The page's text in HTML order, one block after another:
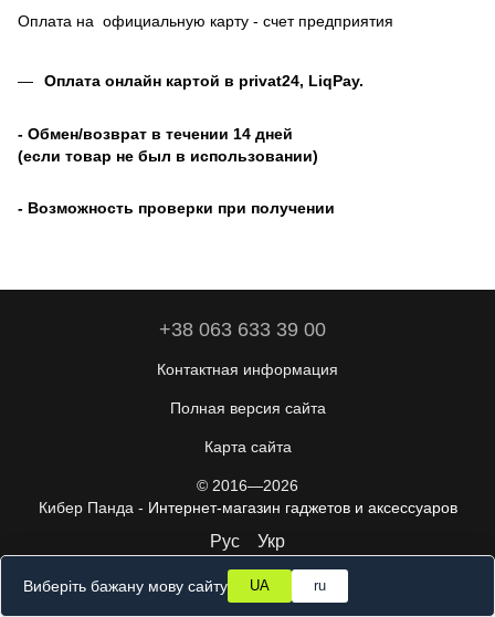
Оплата на официальную карту - счет предприятия
Оплата онлайн картой в privat24, LiqPay.
- Обмен/возврат в течении 14 дней
(если товар не был в использовании)
- Возможность проверки при получении
+38 063 633 39 00
Контактная информация
Полная версия сайта
Карта сайта
© 2016—2026
Кибер Панда - Интернет-магазин гаджетов и аксессуаров
Рус Укр
Виберіть бажану мову сайту UA ru